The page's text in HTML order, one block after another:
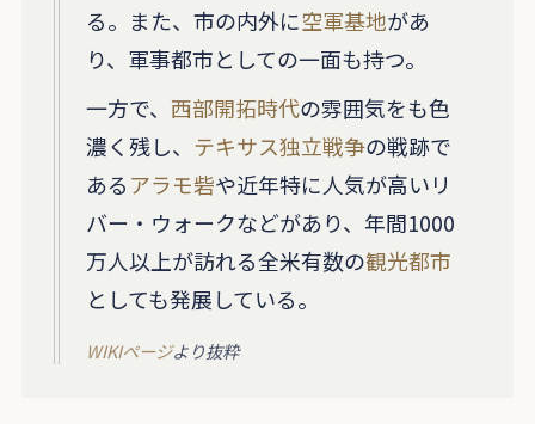
る。また、市の内外に空軍基地があ
り、軍事都市としての一面も持つ。
一方で、 西部開拓時代の雰囲気をも色
濃く残し、 テキサス独立戦争の戦跡で
あるアラモ砦や近年特に人気が高いリ
バー・ウォークなどがあり、年間1000
万人以上が訪れる全米有数の観光都市
としても発展している。
WIKIページより抜粋